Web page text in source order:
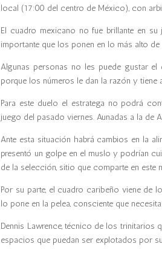
local (17:00 del centro de México), con
El cuadro mexicano no fue brillante en
importante que los ponen en lo más alto
Algunas personas no les puede gustar
porque los números le dan la razón y tiene
Para este duelo el estratega no podrá
juego del pasado viernes. Aunadas a la de
Ante esta situación habrá cambios en la
presentó un golpe en el muslo y podrían
de la selección, sitio que comparte en
Por su parte, el cuadro caribeño viene de
lo pone en la pelea, consciente que
Dennis Lawrence, técnico de los trinitarios
espacios que puedan ser explotados por